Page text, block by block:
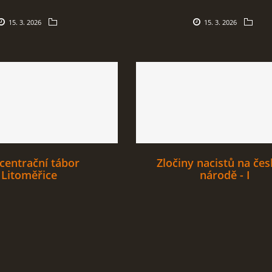
15. 3. 2026 15. 3. 2026
tábor
Litoměřice
Zločiny nacistů na
národě - I